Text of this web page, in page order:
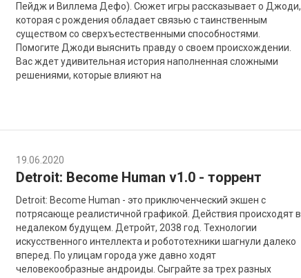
Пейдж и Виллема Дефо). Сюжет игры рассказывает о Джоди,
которая с рождения обладает связью с таинственным
существом со сверхъестественными способностями.
Помогите Джоди выяснить правду о своем происхождении.
Вас ждет удивительная история наполненная сложными
решениями, которые влияют на
19.06.2020
Detroit: Become Human v1.0 - торрент
Detroit: Become Human - это приключенческий экшен с
потрясающе реалистичной графикой. Действия происходят в
недалеком будущем. Детройт, 2038 год. Технологии
искусственного интеллекта и робототехники шагнули далеко
вперед. По улицам города уже давно ходят
человекообразные андроиды. Сыграйте за трех разных